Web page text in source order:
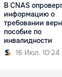
В CNAS
информацию о
требовании
пособие по
инвалидности
16 Июл. 10:24